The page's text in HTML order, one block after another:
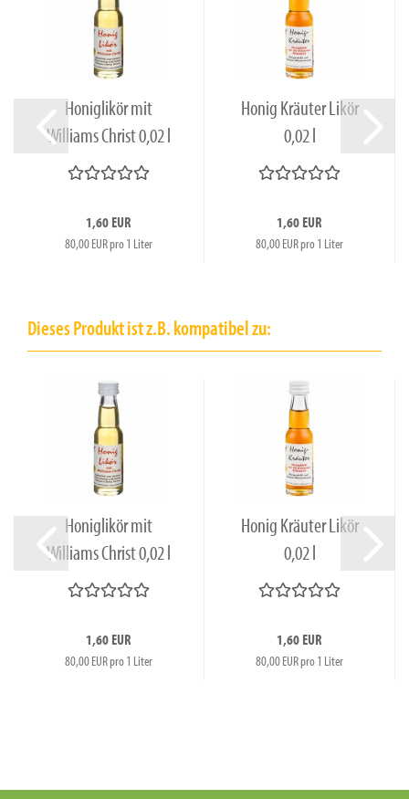
Honiglikör mit
Williams Christ 0,02 l
Portionsflasche...
1,60 EUR
80,00 EUR pro 1 Liter
Honig Kräuter Likör
0,02 l
Portionsflasche...
1,60 EUR
80,00 EUR pro 1 Liter
Dieses Produkt ist z.B. kompatibel zu:
Honiglikör mit
Williams Christ 0,02 l
Portionsflasche...
1,60 EUR
80,00 EUR pro 1 Liter
Honig Kräuter Likör
0,02 l
Portionsflasche...
1,60 EUR
80,00 EUR pro 1 Liter